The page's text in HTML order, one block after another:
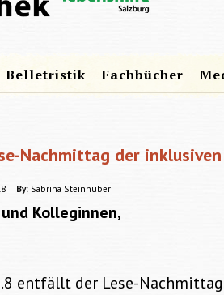
Belletristik Fachbücher
Nachmittag der
By: Sabrina Steinhuber
Kolleginnen,
entfällt der Lese-